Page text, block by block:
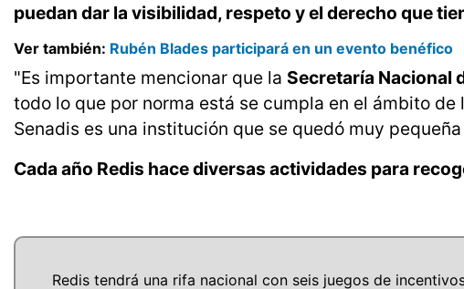
puedan dar la visibilidad, respeto y el derecho que
Ver también: Rubén Blades participará en un evento benéfico
"Es importante mencionar que la Secretaría Nacional
todo lo que por norma está se cumpla en el ámbito
Senadis es una institución que se quedó muy
Cada año Redis hace diversas actividades para
Redis tendrá una rifa nacional con seis juegos de